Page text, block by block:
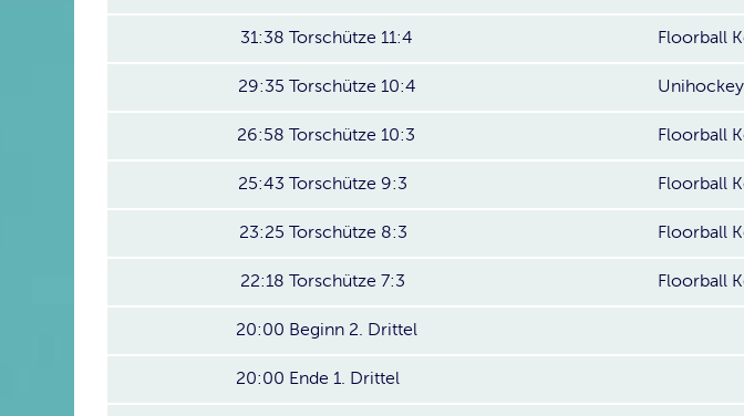
31:38 Torschütze 11:4 Floorball
29:35 Torschütze 10:4
26:58 Torschütze 10:3 Floorball
25:43 Torschütze 9:3 Floorball
23:25 Torschütze 8:3 Floorball
22:18 Torschütze 7:3 Floorball
20:00 Beginn 2. Drittel
20:00 Ende 1. Drittel